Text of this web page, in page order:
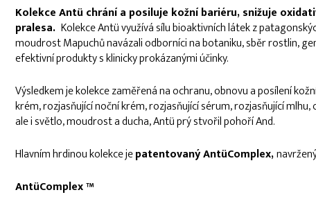
Kolekce Antü chrání a posiluje kožní bariéru, snižuje
pralesa. Kolekce Antü využívá sílu bioaktivních látek z
moudrost Mapuchů navázali odborníci na botaniku, sběr rostlin,
efektivní produkty s klinicky prokázanými účinky.
Výsledkem je kolekce zaměřená na ochranu, obnovu a posílení
krém, rozjasňující noční krém, rozjasňující sérum, rozjasňující
ale i světlo, moudrost a ducha, Antü prý stvořil pohoří And.
Hlavním hrdinou kolekce jepatentovaný AntüComplex,
AntüComplex ™